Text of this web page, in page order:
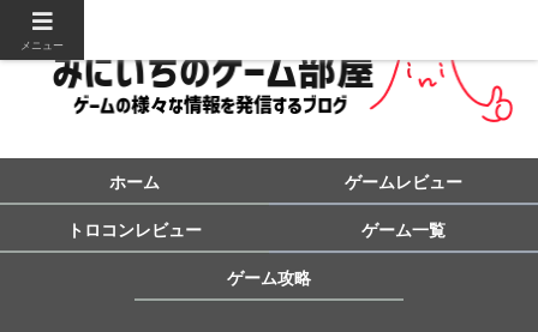
ホーム ゲームレビュー
トロコンレビュー ゲーム一覧
ゲーム攻略
メニュー